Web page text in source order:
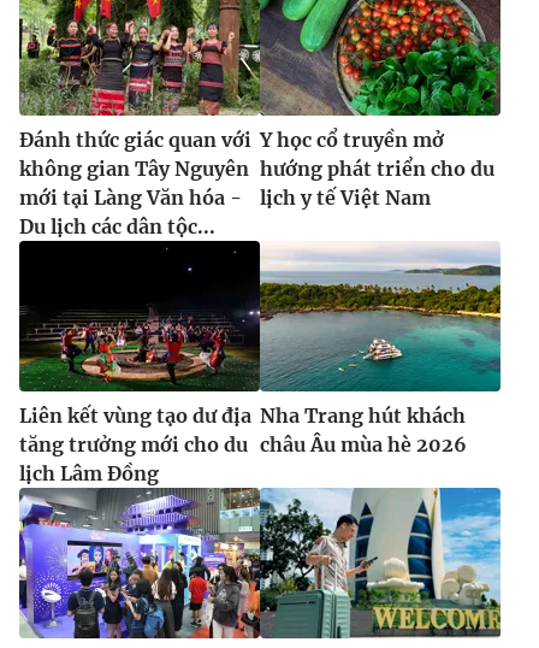
Ðiện thoại Thời báo VTV:024.66 897 897
Email:toasoan@vtv.vn
Liên hệ quảng cáo:024-7300.7108
® Cấm sao chép dưới mọi hình thức nếu không có sự chấp
thuận bằng văn bản. Ghi rõ nguồn VTV.vn khi phát hành lại
thông tin từ website này.
Đánh thức giác quan với
không gian Tây Nguyên
mới tại Làng Văn hóa -
Du lịch các dân tộc...
Y học cổ truyền mở
hướng phát triển cho du
lịch y tế Việt Nam
Liên kết vùng tạo dư địa
tăng trưởng mới cho du
lịch Lâm Đồng
Nha Trang hút khách
châu Âu mùa hè 2026